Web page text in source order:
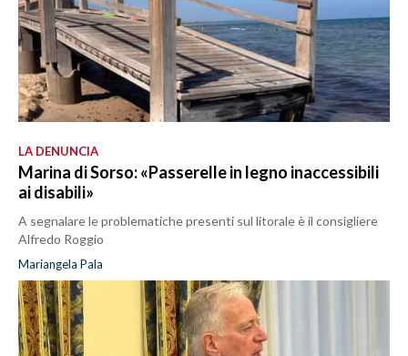
LA DENUNCIA
Marina di Sorso: «Passerelle in legno inaccessibili
ai disabili»
A segnalare le problematiche presenti sul litorale è il consigliere
Alfredo Roggio
Mariangela Pala